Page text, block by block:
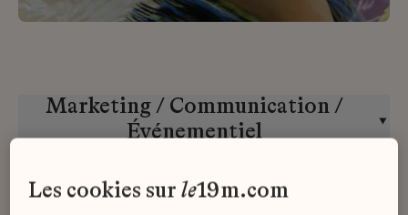
Marketing / Communication /
Événementiel
CDD
les cookies surle19m.com